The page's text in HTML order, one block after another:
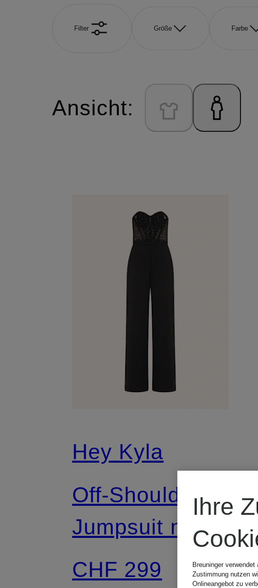
Filter Größe Farbe
Ansicht:
Hey Kyla
Off-Shoulder-
Jumpsuit mit
Schmucksteinen
CHF 299
Ihre
Breuninger
Zustimmung nutzen
Onlineangebot zu